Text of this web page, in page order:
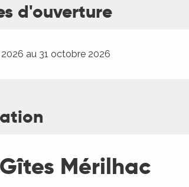
d'ouverture
2026 au 31 octobre 2026
Mérilhac